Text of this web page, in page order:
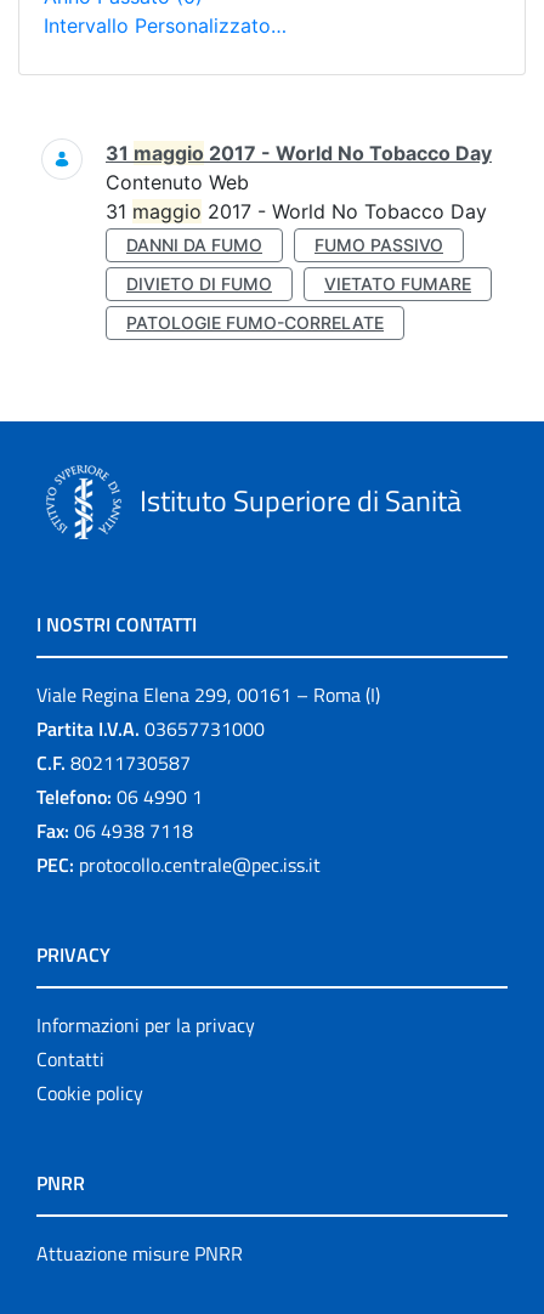
Intervallo Personalizzato…
Ricerca
31 maggio 2017 - World No Tobacco Day
Contenuto Web
31 maggio 2017 - World No Tobacco Day
DANNI DA FUMO
FUMO PASSIVO
DIVIETO DI FUMO
VIETATO FUMARE
PATOLOGIE FUMO-CORRELATE
Istituto Superiore di Sanità
I NOSTRI CONTATTI
Viale Regina Elena 299, 00161 – Roma (I)
Partita I.V.A. 03657731000
C.F. 80211730587
Telefono: 06 4990 1
Fax: 06 4938 7118
PEC: protocollo.centrale@pec.iss.it
PRIVACY
Informazioni per la privacy
Contatti
Cookie policy
PNRR
Attuazione misure PNRR